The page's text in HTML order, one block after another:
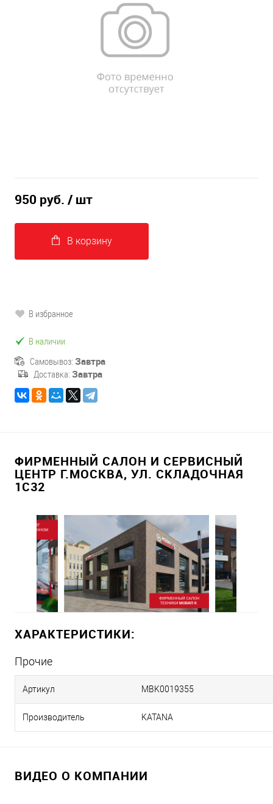
950 руб. / шт
В корзину
В избранное
В наличии
Самовывоз: Завтра
Доставка: Завтра
ФИРМЕННЫЙ САЛОН И СЕРВИСНЫЙ
ЦЕНТР Г.МОСКВА, УЛ. СКЛАДОЧНАЯ
1С32
ХАРАКТЕРИСТИКИ:
Прочие
Артикул MBK0019355
Производитель KATANA
ВИДЕО О КОМПАНИИ